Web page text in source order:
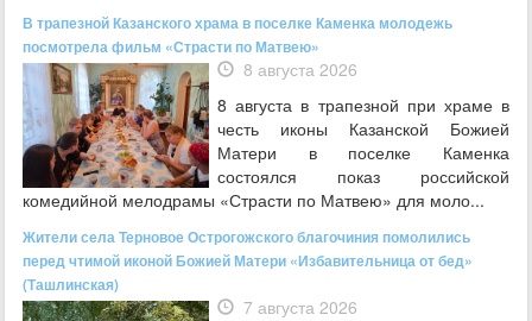
В трапезной Казанского храма в поселке Каменка молодежь
посмотрела фильм «Страсти по Матвею»
8 августа 2026
8 августа в трапезной при храме в
честь иконы Казанской Божией
Матери в поселке Каменка
состоялся показ российской
комедийной мелодрамы «Страсти по Матвею» для моло...
Жители села Терновое Острогожского благочиния помолились
перед чтимой иконой Божией Матери «Избавительница от бед»
(Ташлинская)
7 августа 2026